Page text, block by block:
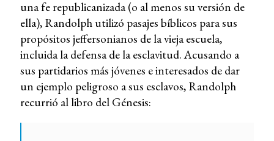
una fe republicanizada (o al menos su versión de
ella), Randolph utilizó pasajes bíblicos para sus
propósitos jeffersonianos de la vieja escuela,
incluida la defensa de la esclavitud. Acusando a
sus partidarios más jóvenes e interesados de dar
un ejemplo peligroso a sus esclavos, Randolph
recurrió al libro del Génesis: